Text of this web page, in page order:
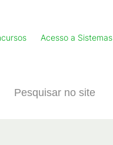
Acesso a Sistemas